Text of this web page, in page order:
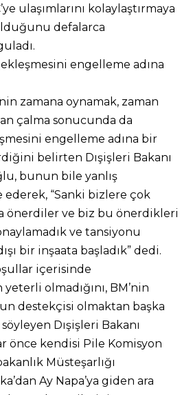
ulaşımlarını kolaylaştırmaya
defalarca
engelleme adına
zamana oynamak, zaman
çalma sonucunda da
engelleme adına bir
belirten Dışişleri Bakanı
bunun bile yanlış
ederek, “Sanki bizlere çok
önerdiler ve biz bu önerdikleri
ve tansiyonu
bir inşaata başladık” dedi.
içerisinde
olmadığını, BM’nin
destekçisi olmaktan başka
Dışişleri Bakanı
önce kendisi Pile Komisyon
Müsteşarlığı
Ay Napa’ya giden ara